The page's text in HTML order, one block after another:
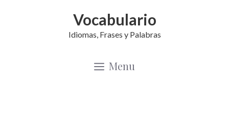
Vocabulario
Idiomas, Frases y Palabras
Menu